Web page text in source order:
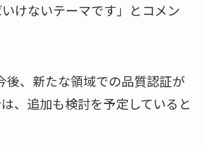
けないテーマです」とコメン
後、新たな領域での品質認証が
、追加も検討を予定していると